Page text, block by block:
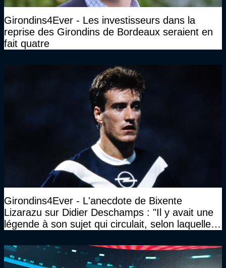
Girondins4Ever - Les investisseurs dans la
reprise des Girondins de Bordeaux seraient en
fait quatre
Girondins4Ever - L'anecdote de Bixente
Lizarazu sur Didier Deschamps : "Il y avait une
légende à son sujet qui circulait, selon laquelle il